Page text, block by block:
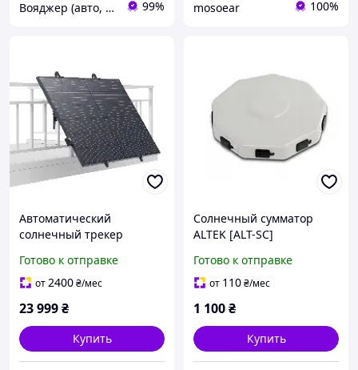
Вояджер (авто, туризм, спорт) 99% mosoear 100%
Автоматический
солнечный трекер
Tracker для солнечной
панели на 400 Вт
Готово к отправке
от2400₴/мес
23 999₴
Купить
Солнечный сумматор
ALTEK [ALT-SC]
Готово к отправке
от 110₴/мес
1 100₴
Купить